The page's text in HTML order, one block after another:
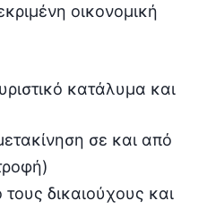
οικονομική
κατάλυμα και
σε και από
δικαιούχους και